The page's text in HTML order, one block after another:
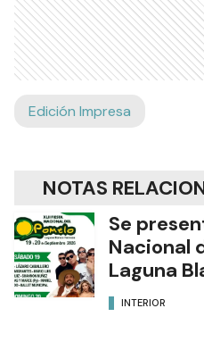
Edición Impresa
NOTAS
Se
Nacional
Laguna
INTERIOR